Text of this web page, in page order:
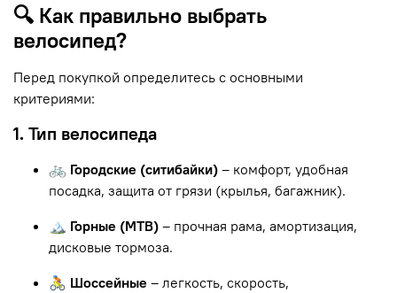
🔍 Как правильно выбрать
велосипед?
Перед покупкой определитесь с основными
критериями:
1. Тип велосипеда
🚲 Городские (ситибайки) – комфорт, удобная
посадка, защита от грязи (крылья, багажник).
🏔 Горные (MTB) – прочная рама, амортизация,
дисковые тормоза.
🚴 Шоссейные – легкость, скорость,